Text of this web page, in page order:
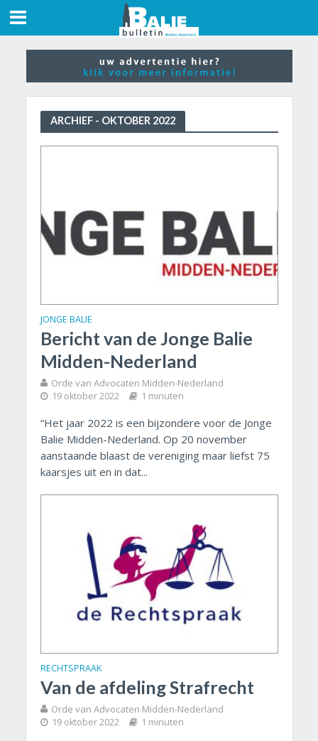
ARCHIEF - OKTOBER 2022
JONGE BALIE
Bericht van de Jonge Balie
Midden-Nederland
Orde van Advocaten Midden-Nederland
19 oktober 2022 1 minuten
“Het jaar 2022 is een bijzondere voor de Jonge
Balie Midden-Nederland. Op 20 november
aanstaande blaast de vereniging maar liefst 75
kaarsjes uit en in dat...
RECHTSPRAAK
Van de afdeling Strafrecht
Orde van Advocaten Midden-Nederland
19 oktober 2022 1 minuten